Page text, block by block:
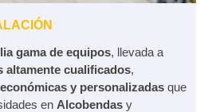
gama de equipos, llevada a
altamente cualificados,
y personalizadas que
en Alcobendas y